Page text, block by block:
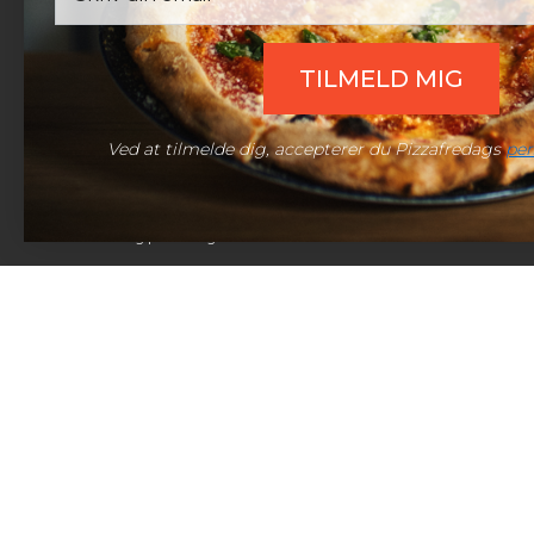
TILMELD MIG
Ved at tilmelde dig, accepterer du Pizzafredags